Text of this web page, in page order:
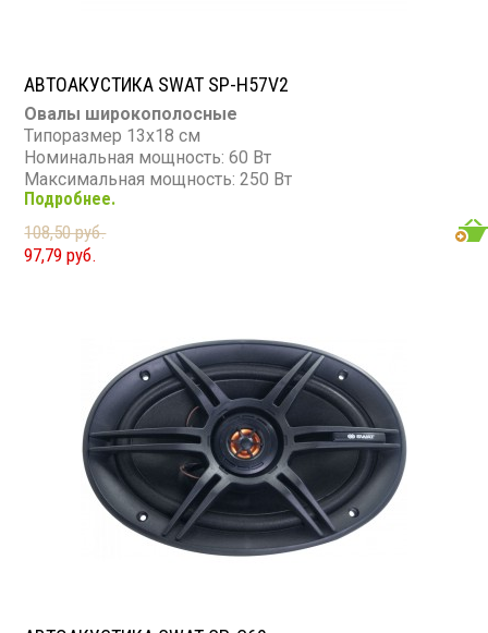
АВТОАКУСТИКА SWAT SP-H57V2
Овалы широкополосные
Типоразмер 13х18 см
Номинальная мощность: 60 Вт
Максимальная мощность: 250 Вт
Диапазон частот: 80 - 16 000 Гц
Чувствительность: 91 дБ
Сопротивление: 4 Ом
Подробнее.
108,50 руб.
97,79 руб.